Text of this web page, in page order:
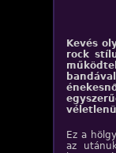
Kevés
rock
Ez a
az